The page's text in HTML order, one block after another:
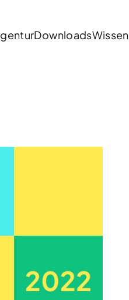
DownloadsWissen